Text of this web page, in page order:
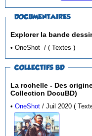
DOCUMENTAIRES
Explorer la bande
• OneShot / ( Textes )
COLLECTIFS BD
La rochelle - Des
Collection DocuBD)
•OneShot / Juil 2020